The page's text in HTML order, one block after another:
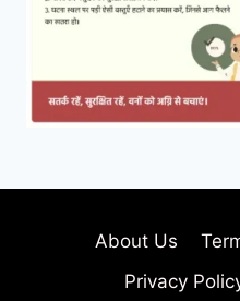
About Us
Privacy